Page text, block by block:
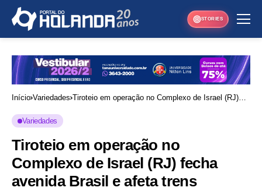
STORIES
Início Variedades Tiroteio em operação no Complexo de Israel (RJ)
Variedades
Tiroteio em operação no
Complexo de Israel (RJ) fecha
avenida Brasil e afeta trens